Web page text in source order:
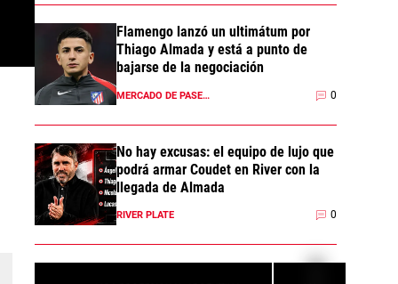
Flamengo lanzó un ultimátum por
Thiago Almada y está a punto de
bajarse de la negociación
MERCADO DE PASES 2026 0
No hay excusas: el equipo de lujo que
podrá armar Coudet en River con la
llegada de Almada
RIVER PLATE 0